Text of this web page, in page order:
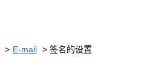
E-mail 签名的设置